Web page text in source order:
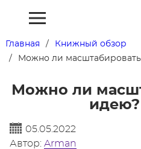
Главная
Книжный обзор
Можно ли масштабировать
Можно ли
идею?
05.05.2022
Автор: Arman